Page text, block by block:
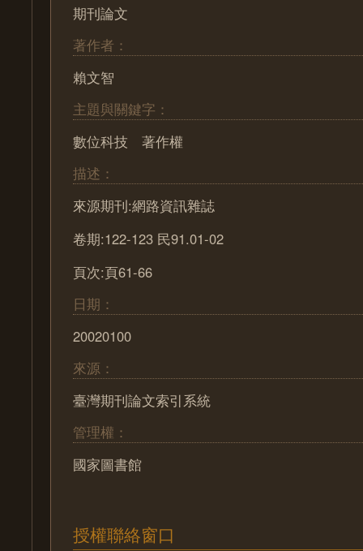
期刊論文
著作者：
賴文智
主題與關鍵字：
數位科技 著作權
描述：
來源期刊:網路資訊雜誌
卷期:122-123 民91.01-02
頁次:頁61-66
日期：
20020100
來源：
臺灣期刊論文索引系統
管理權：
國家圖書館
授權聯絡窗口